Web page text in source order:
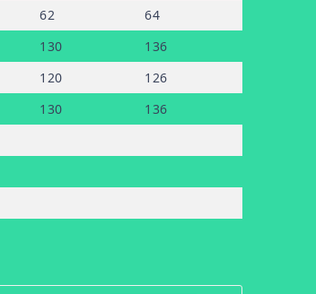
62
64
130
136
120
126
130
136